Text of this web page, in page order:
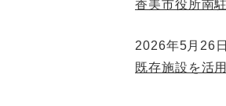
香美市役所南
2026年5月26
既存施設を活